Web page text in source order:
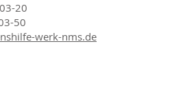
20
50
werk-nms.de